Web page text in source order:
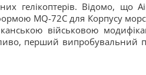
гелікоптерів. Відомо, що
MQ-72C для Корпусу
військовою
перший випробувальний